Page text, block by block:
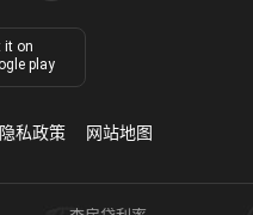
it on
play
隐私政策
网站地图